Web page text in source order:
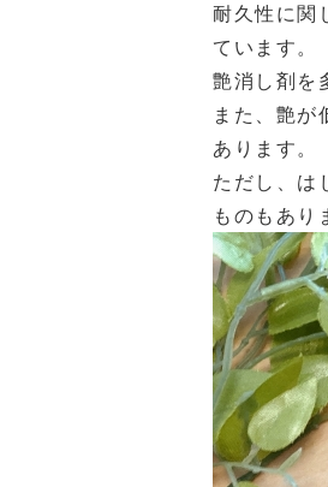
耐久性に関
ています。
艶消し剤を
また、艶が
あります。
ただし、は
ものもあり